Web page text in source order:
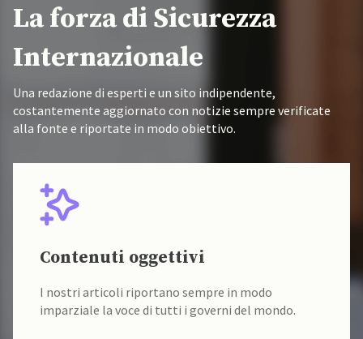
La forza di Sicurezza
Internazionale
Una redazione di esperti e un sito indipendente,
costantemente aggiornato con notizie sempre verificate
alla fonte e riportate in modo obiettivo.
Contenuti oggettivi
I nostri articoli riportano sempre in modo
imparziale la voce di tutti i governi del mondo.